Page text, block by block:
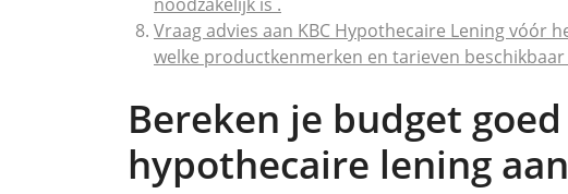
Vraag advies aan KBC Hypothecaire Lening vóór
welke productkenmerken en tarieven beschikbaar
Bereken je budget
hypothecaire lening